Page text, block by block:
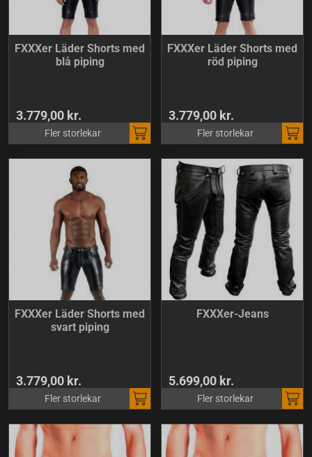
FXXXer Läder Shorts med
blå piping
3.779,00 kr.
Fler storlekar
FXXXer Läder Shorts med
röd piping
3.779,00 kr.
Fler storlekar
FXXXer Läder Shorts med
svart piping
3.779,00 kr.
Fler storlekar
FXXXer-Jeans
5.699,00 kr.
Fler storlekar